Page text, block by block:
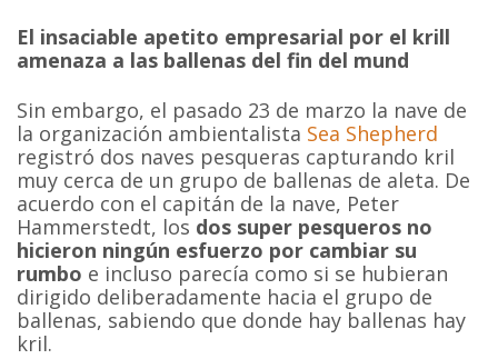
El insaciable apetito empresarial por el krill
amenaza a las ballenas del fin del mund
Sin embargo, el pasado 23 de marzo la nave de
la organización ambientalista Sea Shepherd
registró dos naves pesqueras capturando kril
muy cerca de un grupo de ballenas de aleta. De
acuerdo con el capitán de la nave, Peter
Hammerstedt, los dos super pesqueros no
hicieron ningún esfuerzo por cambiar su
rumbo e incluso parecía como si se hubieran
dirigido deliberadamente hacia el grupo de
ballenas, sabiendo que donde hay ballenas hay
kril.